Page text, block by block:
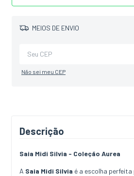
MEIOS DE ENVIO
Não sei meu CEP
Descrição
Saia Midi Silvia - Coleção Aurea
A Saia Midi Silvia é a escolha perfeita